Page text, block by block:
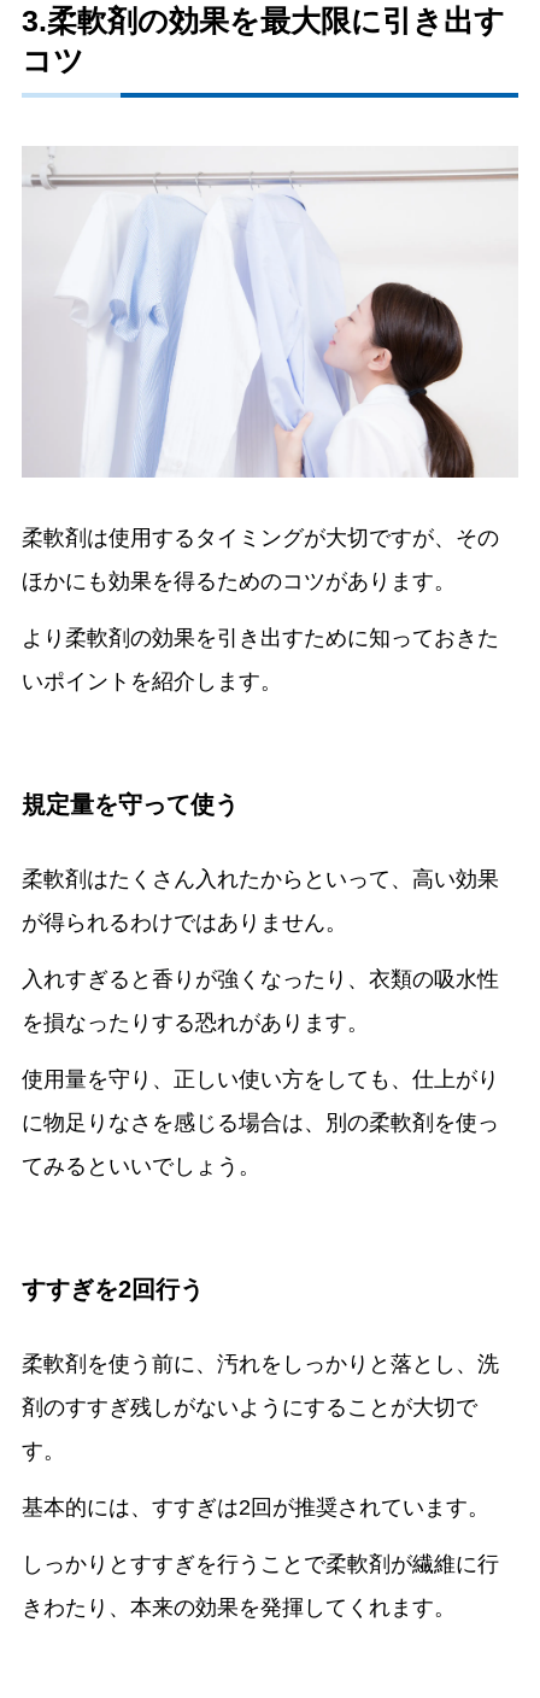
3.柔軟剤の効果を最大限に引き出す
コツ
柔軟剤は使用するタイミングが大切ですが、その
ほかにも効果を得るためのコツがあります。
より柔軟剤の効果を引き出すために知っておきた
いポイントを紹介します。
規定量を守って使う
柔軟剤はたくさん入れたからといって、高い効果
が得られるわけではありません。
入れすぎると香りが強くなったり、衣類の吸水性
を損なったりする恐れがあります。
使用量を守り、正しい使い方をしても、仕上がり
に物足りなさを感じる場合は、別の柔軟剤を使っ
てみるといいでしょう。
すすぎを2回行う
柔軟剤を使う前に、汚れをしっかりと落とし、洗
剤のすすぎ残しがないようにすることが大切で
す。
基本的には、すすぎは2回が推奨されています。
しっかりとすすぎを行うことで柔軟剤が繊維に行
きわたり、本来の効果を発揮してくれます。